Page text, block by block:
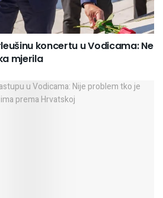
koncertu u Vodicama: Ne
mjerila